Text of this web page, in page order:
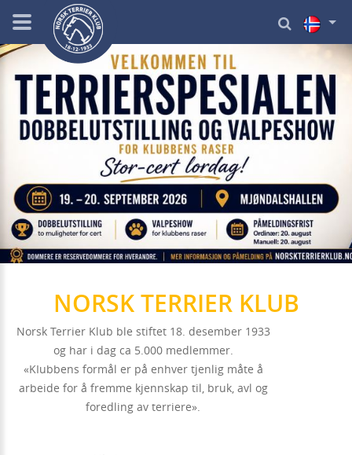
NORSK TERRIER KLUB
Norsk Terrier Klub ble stiftet 18. desember 1933
og har i dag ca 5.000 medlemmer.
«KIubbens formål er på enhver tjenlig måte å
arbeide for å fremme kjennskap til, bruk, avl og
foredling av terriere».